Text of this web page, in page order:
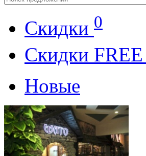
Скидки 0
Cкидки FREE
Новые